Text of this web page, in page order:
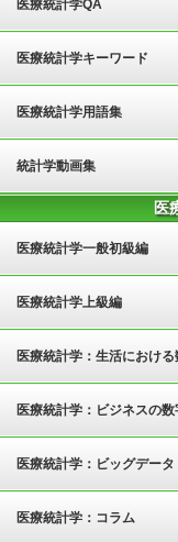
医療統計学QA
医療統計学キーワード
医療統計学用語集
統計学動画集
医
医療統計学一般初級編
医療統計学上級編
医療統計学：生活におけ
医療統計学：ビジネスの
医療統計学：ビッグデータ
医療統計学：コラム